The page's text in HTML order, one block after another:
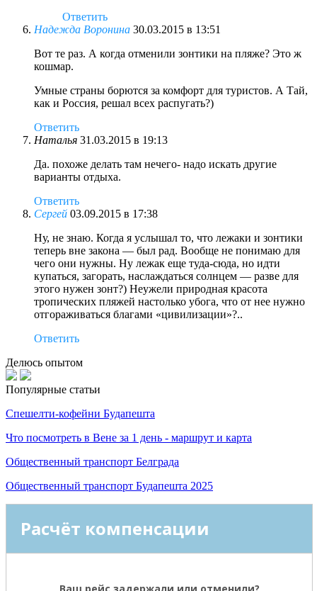
Ответить
Надежда Воронина 30.03.2015 в 13:51
Вот те раз. А когда отменили зонтики на пляже? Это ж
кошмар.
Умные страны борются за комфорт для туристов. А Тай,
как и Россия, решал всех распугать?)
Ответить
Наталья 31.03.2015 в 19:13
Да. похоже делать там нечего- надо искать другие
варианты отдыха.
Ответить
Сергей 03.09.2015 в 17:38
Ну, не знаю. Когда я услышал то, что лежаки и зонтики
теперь вне закона — был рад. Вообще не понимаю для
чего они нужны. Ну лежак еще туда-сюда, но идти
купаться, загорать, наслаждаться солнцем — разве для
этого нужен зонт?) Неужели природная красота
тропических пляжей настолько убога, что от нее нужно
отгораживаться благами «цивилизации»?..
Ответить
Делюсь опытом
Популярные статьи
Спешелти-кофейни Будапешта
Что посмотреть в Вене за 1 день - маршрут и карта
Общественный транспорт Белграда
Общественный транспорт Будапешта 2025